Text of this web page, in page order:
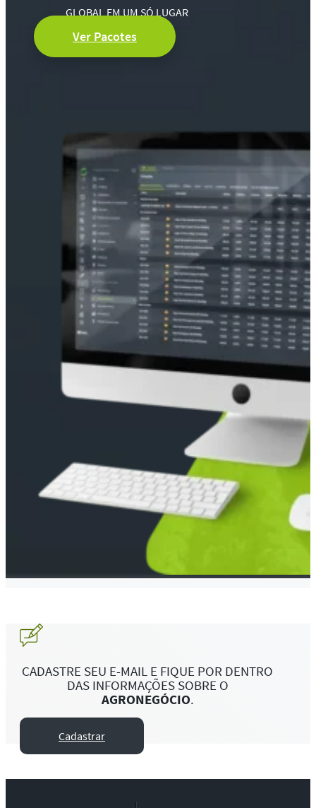
GLOBAL EM UM SÓ LUGAR
Ver Pacotes
CADASTRE SEU E-MAIL E FIQUE POR DENTRO
DAS INFORMAÇÕES SOBRE O
AGRONEGÓCIO.
Cadastrar